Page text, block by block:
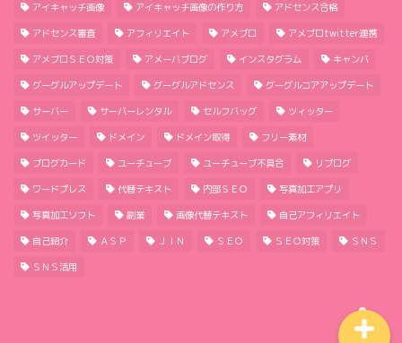
アイキャッチ画像 アイキャッチ画像の作り方 アドセンス合格
アドセンス審査 アフィリエイト アメブロ アメブロtwitter連携
アメブロＳＥＯ対策 アメーバブログ インスタグラム キャンバ
グーグルアップデート グーグルアドセンス グーグルコアアップデート
サーバー サーバーレンタル セルフバッグ ツィッター
ツイッター ドメイン ドメイン取得 フリー素材
ブログカード ユーチューブ ユーチューブ不具合 リブログ
ワードプレス 代替テキスト 内部ＳＥＯ 写真加工アプリ
写真加工ソフト 副業 画像代替テキスト 自己アフィリエイト
自己紹介 ＡＳＰ ＪＩＮ ＳＥＯ ＳＥＯ対策 ＳＮＳ
ＳＮＳ活用
わたしのこと
サイトマップ
プライバシーポリシー